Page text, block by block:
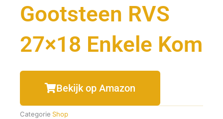
Gootsteen RVS
27×18 Enkele Kom
Bekijk op Amazon
Categorie Shop